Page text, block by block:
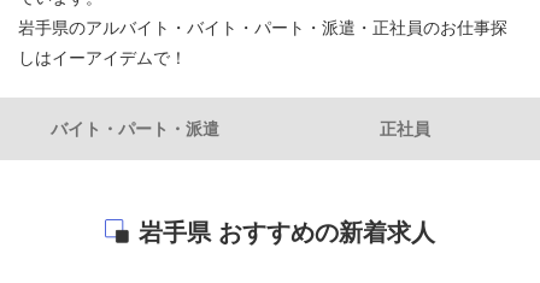
岩手県のアルバイト・バイト・パート・派遣・正社員のお仕事探
しはイーアイデムで！
バイト・パート・派遣 正社員
岩手県 おすすめの新着求人